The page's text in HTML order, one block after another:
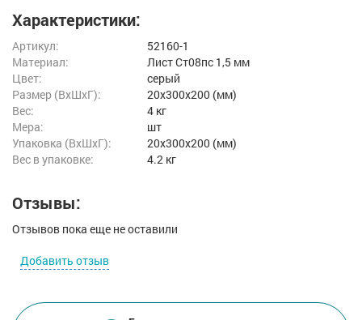
Характеристики:
Артикул:
52160-1
Материал:
Лист Ст08пс 1,5 мм
Цвет:
серый
Размер (ВxШxГ):
20x300x200 (мм)
Вес:
4 кг
Мера:
шт
Упаковка (ВхШхГ):
20x300x200 (мм)
Вес в упаковке:
4.2 кг
Отзывы:
Отзывов пока еще не оставили
Добавить отзыв